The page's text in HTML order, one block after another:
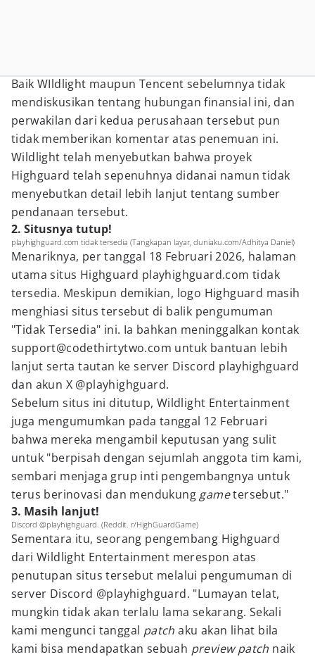
Baik WIldlight maupun Tencent sebelumnya tidak
mendiskusikan tentang hubungan finansial ini, dan
perwakilan dari kedua perusahaan tersebut pun
tidak memberikan komentar atas penemuan ini.
Wildlight telah menyebutkan bahwa proyek
Highguard telah sepenuhnya didanai namun tidak
menyebutkan detail lebih lanjut tentang sumber
pendanaan tersebut.
2. Situsnya tutup!
playhighguard.com tidak tersedia (Tangkapan layar, duniaku.com/Adhitya Daniel)
Menariknya, per tanggal 18 Februari 2026, halaman
utama situs Highguard playhighguard.com tidak
tersedia. Meskipun demikian, logo Highguard masih
menghiasi situs tersebut di balik pengumuman
"Tidak Tersedia" ini. Ia bahkan meninggalkan kontak
support@codethirtytwo.com untuk bantuan lebih
lanjut serta tautan ke server Discord playhighguard
dan akun X @playhighguard.
Sebelum situs ini ditutup, Wildlight Entertainment
juga mengumumkan pada tanggal 12 Februari
bahwa mereka mengambil keputusan yang sulit
untuk "berpisah dengan sejumlah anggota tim kami,
sembari menjaga grup inti pengembangnya untuk
terus berinovasi dan mendukung gametersebut."
3. Masih lanjut!
Discord @playhighguard. (Reddit. r/HighGuardGame)
Sementara itu, seorang pengembang Highguard
dari Wildlight Entertainment merespon atas
penutupan situs tersebut melalui pengumuman di
server Discord @playhighguard. "Lumayan telat,
mungkin tidak akan terlalu lama sekarang. Sekali
kami mengunci tanggal patch aku akan lihat bila
kami bisa mendapatkan sebuah preview patch naik